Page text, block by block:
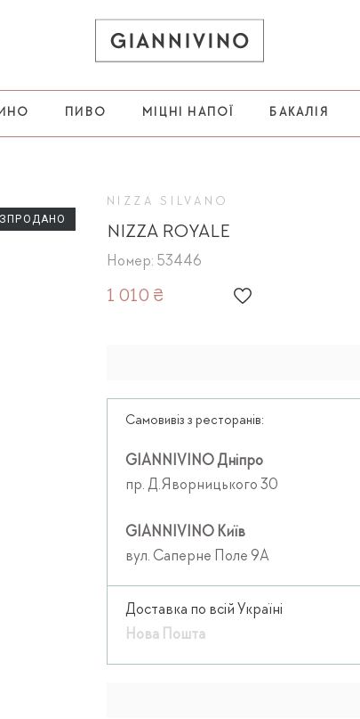
ПИВО МІЦНІ НАПОЇ БАКАЛІЯ
NIZZA SILVANO
NIZZA ROYALE
Номер: 53446
1 010 ₴
Самовивіз з ресторанів:
GIANNIVINO Дніпро
пр. Д.Яворницького 30
GIANNIVINO Київ
вул. Саперне Поле 9А
Доставка по всій Україні
Нова Пошта